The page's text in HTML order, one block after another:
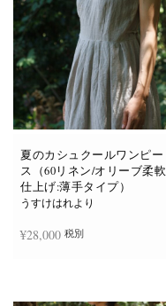
夏のカシュクールワンピー
ス（60リネン/オリーブ柔軟
仕上げ:薄手タイプ）
うすけはれより
¥28,000 税別